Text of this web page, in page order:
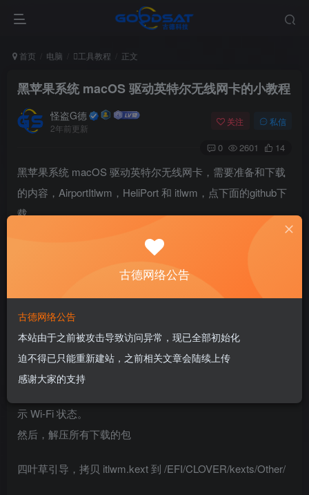
首页 电脑 工具教程 正文
黑苹果系统 macOS 驱动英特尔无线网卡的小教程
怪盗G德
2年前更新
关注 私信
0 2601 14
黑苹果系统 macOS 驱动英特尔无线网卡，需要准备和下载
的内容，AirportItlwm，HeliPort 和 itlwm，点下面的github下
载。
https://github.com/OpenIntelWireless/itlwm/releases
HeliPort 下载：
https://github.com/OpenIntelWireless/HeliPort/releases
使用 itlwm 和 HeliPort 驱动英特尔无线网卡的方法
示 Wi-Fi 状态。
然后，解压所有下载的包
四叶草引导，拷贝 itlwm.kext 到 /EFI/CLOVER/kexts/Other/
古德网络公告
古德网络公告
本站由于之前被攻击导致访问异常，现已全部初始化
迫不得已只能重新建站，之前相关文章会陆续上传
感谢大家的支持